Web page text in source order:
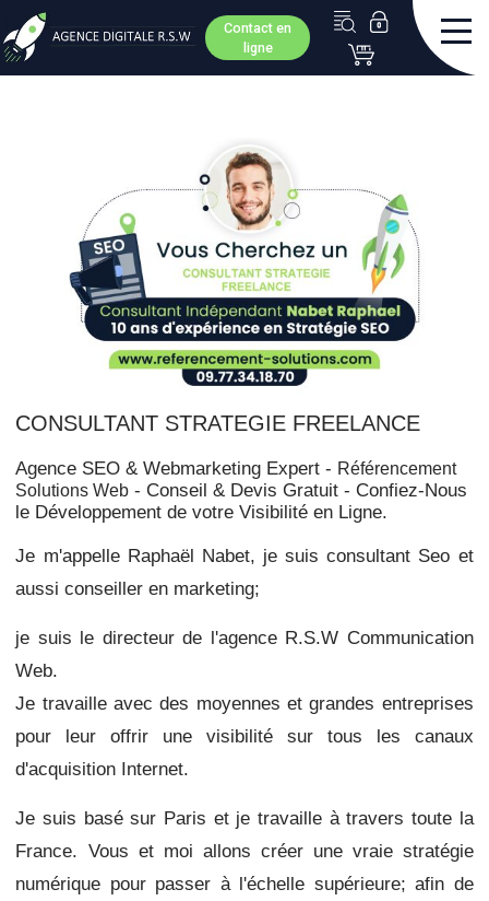
Contact en
ligne
CONSULTANT STRATEGIE FREELANCE
Agence SEO & Webmarketing Expert - Référencement
Solutions Web - Conseil & Devis Gratuit - Confiez-Nous
le Développement de votre Visibilité en Ligne.
Je m'appelle Raphaël Nabet, je suis consultant Seo et
aussi conseiller en marketing;
je suis le directeur de l'agence R.S.W Communication
Web.
Je travaille avec des moyennes et grandes entreprises
pour leur offrir une visibilité sur tous les canaux
d'acquisition Internet.
Je suis basé sur Paris et je travaille à travers toute la
France. Vous et moi allons créer une vraie stratégie
numérique pour passer à l'échelle supérieure;afin de